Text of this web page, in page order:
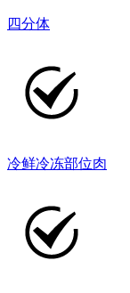
四分体
冷鲜冷冻部位肉